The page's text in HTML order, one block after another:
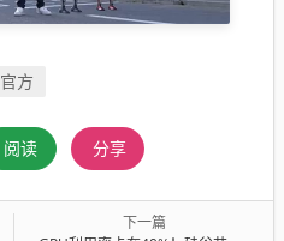
官方
阅读 分享
下一篇